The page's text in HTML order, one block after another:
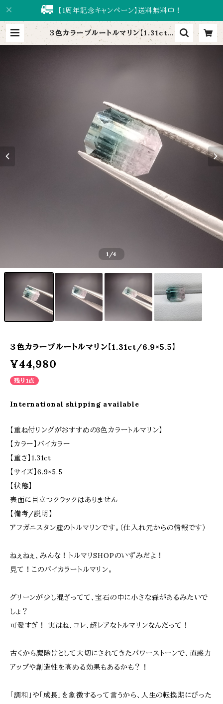
【1周年記念キャンペーン】送料無料中！
３色カラーブルートルマリン【1.31ct/
6.9×5.5】 | tourmali～トルマリ～
1 /4
３色カラーブルートルマリン【1.31ct/6.9×5.5】
¥44,980
残り1点
International shipping available
【重ね付リングがおすすめの3色カラートルマリン】
【カラー】バイカラー
【重さ】1.31ct
【サイズ】6.9×5.5
【状態】
表面に目立つクラックはありません
【備考/説明】
アフガニスタン産のトルマリンです。（仕入れ元からの情報です）
ねぇねぇ、みんな！トルマリSHOPのいずみだよ！
見て！このバイカラートルマリン。
グリーンが少し混ざってて、宝石の中に小さな森があるみたいで
しょ？
可愛すぎ！ 実はね、コレ、超レアなトルマリンなんだって！
古くから魔除けとして大切にされてきたパワーストーンで、直感力
アップや創造性を高める効果もあるかも？！
「調和」や「成長」を象徴するって言うから、人生の転換期にぴった